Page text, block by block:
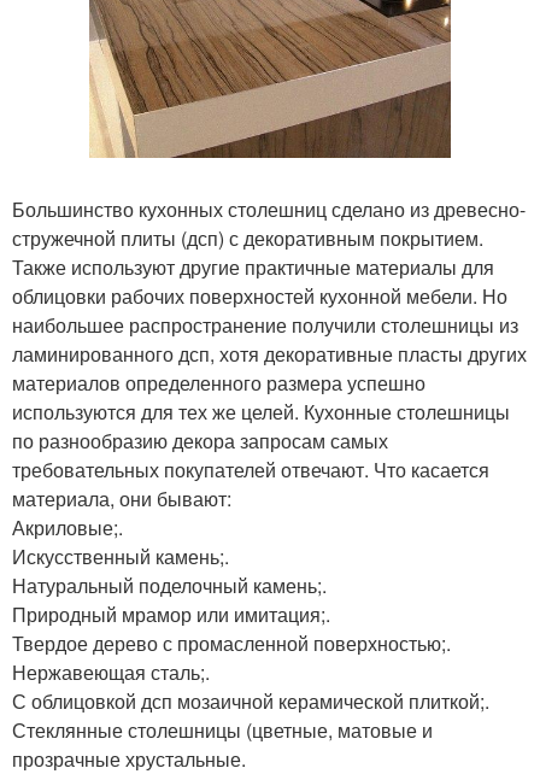
Большинство кухонных столешниц сделано из древесно-
стружечной плиты (дсп) с декоративным покрытием.
Также используют другие практичные материалы для
облицовки рабочих поверхностей кухонной мебели. Но
наибольшее распространение получили столешницы из
ламинированного дсп, хотя декоративные пласты других
материалов определенного размера успешно
используются для тех же целей. Кухонные столешницы
по разнообразию декора запросам самых
требовательных покупателей отвечают. Что касается
материала, они бывают:
Акриловые;.
Искусственный камень;.
Натуральный поделочный камень;.
Природный мрамор или имитация;.
Твердое дерево с промасленной поверхностью;.
Нержавеющая сталь;.
С облицовкой дсп мозаичной керамической плиткой;.
Стеклянные столешницы (цветные, матовые и
прозрачные хрустальные.